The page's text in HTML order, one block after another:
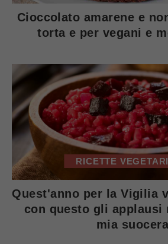
Cioccolato amarene e
torta e per vegani e
RICETTE
Quest'anno per la Vigilia
con questo gli applausi
mia suocera